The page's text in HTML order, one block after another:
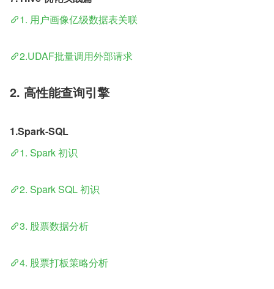
1. 用户画像亿级数据表关联
2.UDAF批量调用外部请求
2. 高性能查询引擎
1.Spark-SQL
1. Spark 初识
2. Spark SQL 初识
3. 股票数据分析
4. 股票打板策略分析